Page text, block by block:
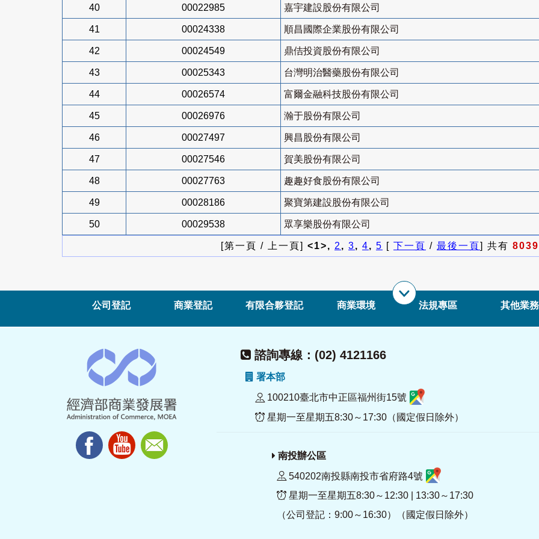
40 00022985 嘉宇建設股份有限公司
41 00024338 順昌國際企業股份有限公司
42 00024549 鼎佶投資股份有限公司
43 00025343 台灣明治醫藥股份有限公司
44 00026574 富爾金融科技股份有限公司
45 00026976 瀚于股份有限公司
46 00027497 興昌股份有限公司
47 00027546 賀美股份有限公司
48 00027763 趣趣好食股份有限公司
49 00028186 聚寶第建設股份有限公司
50 00029538 眾享樂股份有限公司
[第一頁 / 上一頁] <1>, 2, 3, 4, 5 [ 下一頁 / 最後一頁] 共有 8039
公司登記 商業登記 有限合夥登記 商業環境 法規專區 其他業務
諮詢專線：(02) 4121166
署本部
100210臺北市中正區福州街15號
星期一至星期五8:30～17:30（國定假日除外）
南投辦公區
540202南投縣南投市省府路4號
星期一至星期五8:30～12:30 | 13:30～17:30
（公司登記：9:00～16:30）（國定假日除外）